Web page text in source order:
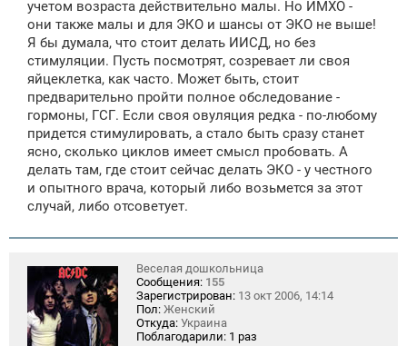
учетом возраста действительно малы. Но ИМХО -
они также малы и для ЭКО и шансы от ЭКО не выше!
Я бы думала, что стоит делать ИИСД, но без
стимуляции. Пусть посмотрят, созревает ли своя
яйцеклетка, как часто. Может быть, стоит
предварительно пройти полное обследование -
гормоны, ГСГ. Если своя овуляция редка - по-любому
придется стимулировать, а стало быть сразу станет
ясно, сколько циклов имеет смысл пробовать. А
делать там, где стоит сейчас делать ЭКО - у честного
и опытного врача, который либо возьмется за этот
случай, либо отсоветует.
Веселая дошкольница
Сообщения: 155
Зарегистрирован: 13 окт 2006, 14:14
Пол: Женский
Откуда: Украина
Поблагодарили: 1 раз